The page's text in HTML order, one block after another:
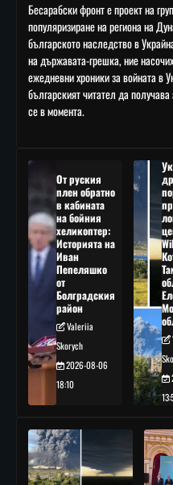
Бесарабски фронт е проект на
популяризиране на региона на
българското наследство в
на държавата-грешка, ние
ежедневни хроники за войната в
българският читател да
се в момента.
От руския
плен обратно
в кабината
на бойния
хеликоптер:
Историята на
Иван
Пепеляшко
от
Болградския
район
Valeriia
Skorych
2026-08-06
18:10